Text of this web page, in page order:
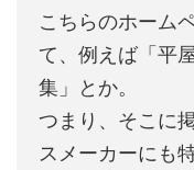
こちらのホーム
て、例えば「平
集」とか。
つまり、そこに
スメーカーにも